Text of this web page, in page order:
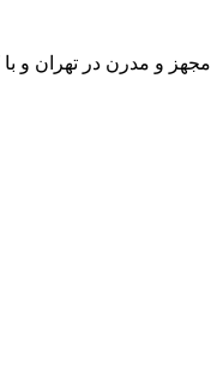
مجهز و مدرن در تهران و